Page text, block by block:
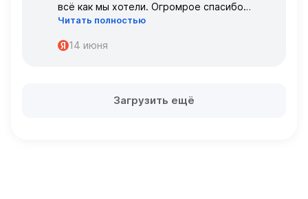
всё как мы хотели. Огромрое спасибо
персоналу за работу с нами!
Читать полностью
14 июня
Загрузить ещё